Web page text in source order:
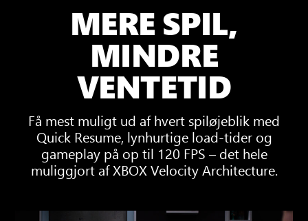
MERE SPIL,
MINDRE
VENTETID
Få mest muligt ud af hvert spiløjeblik med
Quick Resume, lynhurtige load-tider og
gameplay på op til 120 FPS – det hele
muliggjort af XBOX Velocity Architecture.